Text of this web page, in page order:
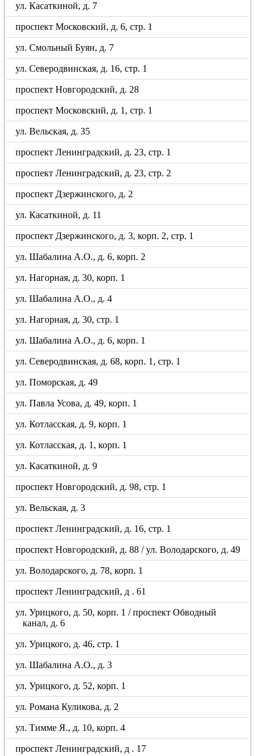
ул. Касаткиной, д. 7
проспект Московский, д. 6, стр. 1
ул. Смольный Буян, д. 7
ул. Северодвинская, д. 16, стр. 1
проспект Новгородский, д. 28
проспект Московский, д. 1, стр. 1
ул. Вельская, д. 35
проспект Ленинградский, д. 23, стр. 1
проспект Ленинградский, д. 23, стр. 2
проспект Дзержинского, д. 2
ул. Касаткиной, д. 11
проспект Дзержинского, д. 3, корп. 2, стр. 1
ул. Шабалина А.О., д. 6, корп. 2
ул. Нагорная, д. 30, корп. 1
ул. Шабалина А.О., д. 4
ул. Нагорная, д. 30, стр. 1
ул. Шабалина А.О., д. 6, корп. 1
ул. Северодвинская, д. 68, корп. 1, стр. 1
ул. Поморская, д. 49
ул. Павла Усова, д. 49, корп. 1
ул. Котласская, д. 9, корп. 1
ул. Котласская, д. 1, корп. 1
ул. Касаткиной, д. 9
проспект Новгородский, д. 98, стр. 1
ул. Вельская, д. 3
проспект Ленинградский, д. 16, стр. 1
проспект Новгородский, д. 88 / ул. Володарского, д. 49
ул. Володарского, д. 78, корп. 1
проспект Ленинградский, д . 61
ул. Урицкого, д. 50, корп. 1 / проспект Обводный
канал, д. 6
ул. Урицкого, д. 46, стр. 1
ул. Шабалина А.О., д. 3
ул. Урицкого, д. 52, корп. 1
ул. Романа Куликова, д. 2
ул. Тимме Я., д. 10, корп. 4
проспект Ленинградский, д . 17